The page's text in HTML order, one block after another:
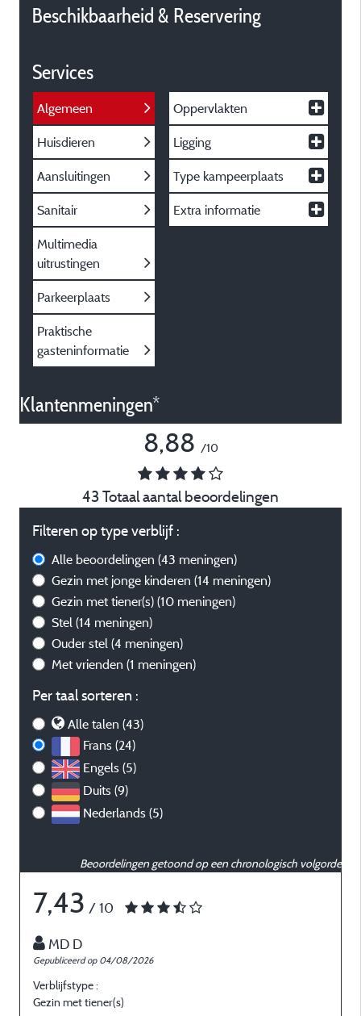
Beschikbaarheid & Reservering
Services
Algemeen
Huisdieren
Aansluitingen
Sanitair
Multimedia
uitrustingen
Parkeerplaats
Praktische
gasteninformatie
Oppervlakten
Ligging
Type kampeerplaats
Extra informatie
Klantenmeningen*
8,88 /10
43 Totaal aantal beoordelingen
Filteren op type verblijf :
Alle beoordelingen (43 meningen)
Gezin met jonge kinderen (14 meningen)
Gezin met tiener(s) (10 meningen)
Stel (14 meningen)
Ouder stel (4 meningen)
Met vrienden (1 meningen)
Per taal sorteren :
Alle talen (43)
Frans (24)
Engels (5)
Duits (9)
Nederlands (5)
Beoordelingen getoond op een chronologisch volgorde
7,43 / 10
MD D
Gepubliceerd op 04/08/2026
Verblijfstype :
Gezin met tiener(s)